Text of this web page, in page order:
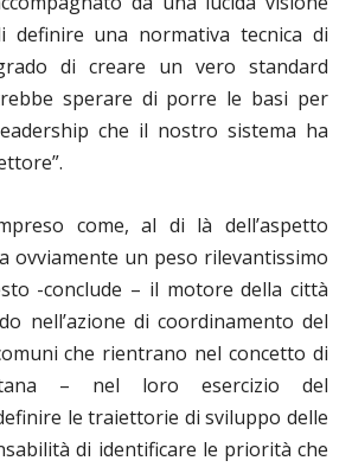
definire una normativa tecnica di
di creare un vero standard
sperare di porre le basi per
che il nostro sistema ha
come, al di là dell’aspetto
ovviamente un peso rilevantissimo
-conclude – il motore della città
nell’azione di coordinamento del
che rientrano nel concetto di
– nel loro esercizio del
le traiettorie di sviluppo delle
di identificare le priorità che